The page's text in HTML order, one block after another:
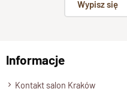
Materiał
Wykończenie
Wyślij opinię
Wypisz się
Informacje
Kontakt salon Kraków